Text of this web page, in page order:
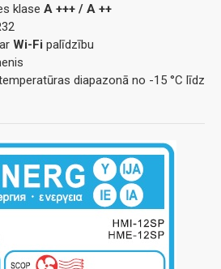
klase A +++ / A ++
Wi-Fi palīdzību
diapazonā no -15 °C līdz